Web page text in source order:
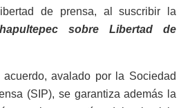
de prensa, al suscribir la
sobre Libertad de
avalado por la Sociedad
(SIP), se garantiza además la